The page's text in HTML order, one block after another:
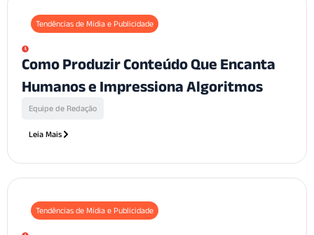
Tendências de Mídia e Publicidade
Como Produzir Conteúdo Que Encanta
Humanos e Impressiona Algoritmos
Equipe de Redação
Leia Mais
Tendências de Mídia e Publicidade